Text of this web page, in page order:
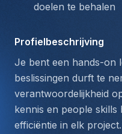
doelen te behalen
Profielbeschrijving
Je bent een hands-on
beslissingen durft te
verantwoordelijkheid
kennis en people
efficiëntie in elk project.